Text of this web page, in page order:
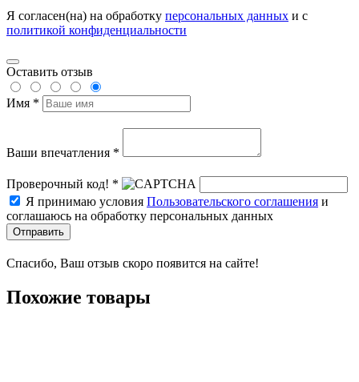
Я согласен(на) на обработку персональных данных и с
политикой конфиденциальности
Оставить отзыв
Имя *
Ваши впечатления *
Проверочный код! *
Я принимаю условия Пользовательского соглашения и
соглашаюсь на обработку персональных данных
Отправить
Спасибо, Ваш отзыв скоро появится на сайте!
Похожие товары